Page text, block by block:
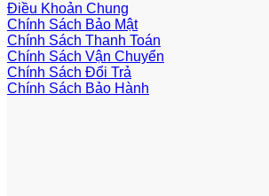
Điều Khoản Chung
Chính Sách Bảo Mật
Chính Sách Thanh Toán
Chính Sách Vận Chuyển
Chính Sách Đổi Trả
Chính Sách Bảo Hành